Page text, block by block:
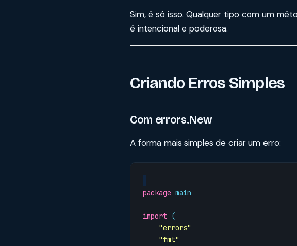
Sim, é só isso. Qualquer tipo com um
é intencional e poderosa.
Criando Erros Simples
Com errors.New
A forma mais simples de criar um erro:
package main
import (
"errors"
"fmt"